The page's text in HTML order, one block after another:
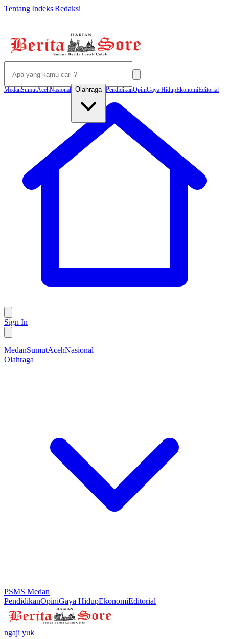
Tentang|Indeks|Redaksi
MedanSumutAcehNasional Olahraga PendidikanOpiniGaya HidupEkonomiEditorial
Sign In
MedanSumutAcehNasional
Olahraga
PSMS Medan
PendidikanOpiniGaya HidupEkonomiEditorial
ngaji yuk